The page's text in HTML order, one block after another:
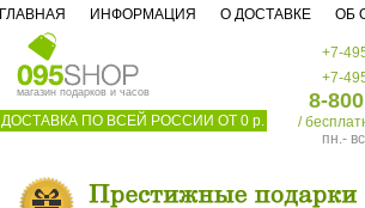
магазин подарков и часов
ДОСТАВКА ПО ВСЕЙ РОССИИ ОТ 0 р.
+7-
+7-
8-
/
пн.-
ГЛАВНАЯ ИНФОРМАЦИЯ О ДОСТАВКЕ ОБ